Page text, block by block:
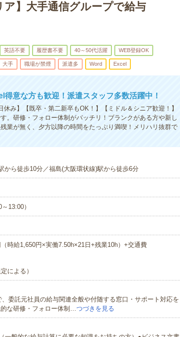
ア】大手通信グループで給与
英語不要 履歴書不要 40～50代活躍 WEB登録OK
大手 職場が禁煙 派遣多 Word Excel
意な方も歓迎！派遣スタッフ多数活躍中！
み】【既卒・第二新卒もOK！】【ミドル＆シニア歓迎！】
。研修・フォロー体制がバッチリ！ブランクがある方や新し
業が無く、夕方以降の時間をたっぷり満喫！メリハリ抜群で
から徒歩10分／福島(大阪環状線)駅から徒歩6分
13:00）
時給1,650円×実働7.50h×21日+残業10h）+交通費
による）
委託元社員の給与関連全般や付随する窓口・サポート対応を
な研修・フォロー体制…つづきを見る